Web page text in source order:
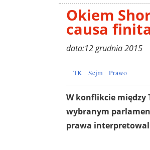
Okiem
causa
data:12 grudnia 2015
TK Sejm Prawo
W konflikcie między
wybranym
prawa